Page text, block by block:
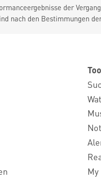
der
nach den Bestimmungen